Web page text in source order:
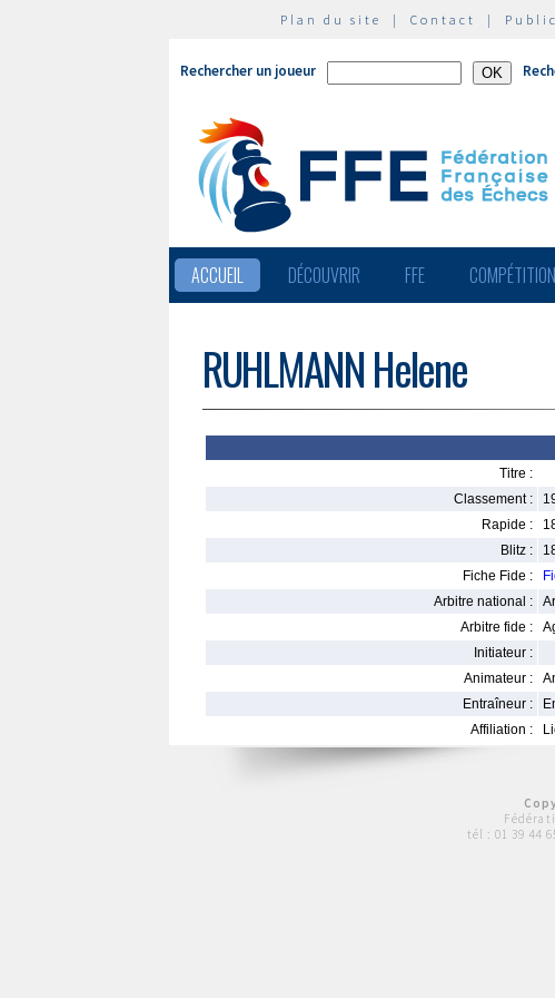
Plan du site | Contact |
Rechercher un joueur
ACCUEIL DÉCOUVRIR FFE
RUHLMANN Helene
Titre :
Classement :
Rapide :
Blitz :
Fiche Fide :
Arbitre national :
Arbitre fide :
Initiateur :
Animateur :
Entraîneur :
Affiliation :
tél : 01 39 44